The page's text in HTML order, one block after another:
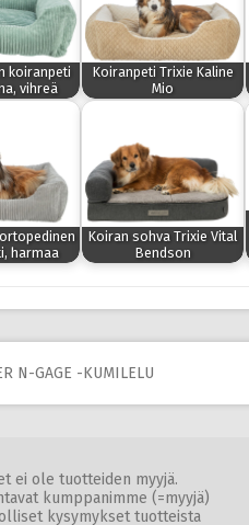
koiranpeti
vihreä
Koiranpeti Trixie Kaline
Mio
harmaa
Koiran sohva Trixie Vital
Bendson
N-GAGE -KUMILELU
ei ole tuotteiden myyjä.
kumppanimme (=myyjä)
kysymykset tuotteista